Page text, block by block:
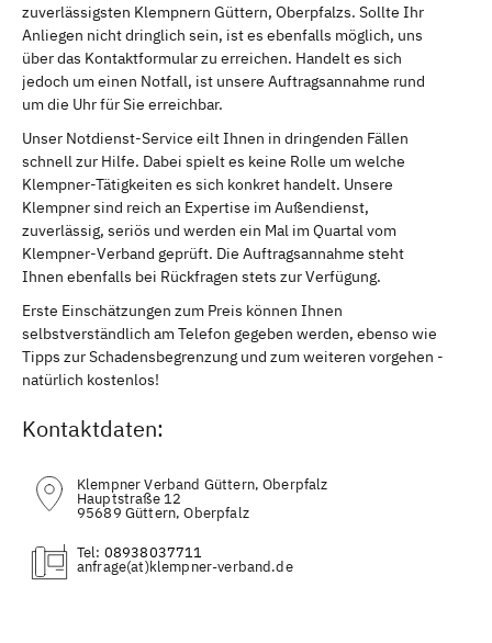
zuverlässigsten Klempnern Güttern, Oberpfalzs. Sollte Ihr
Anliegen nicht dringlich sein, ist es ebenfalls möglich, uns
über das Kontaktformular zu erreichen. Handelt es sich
jedoch um einen Notfall, ist unsere Auftragsannahme rund
um die Uhr für Sie erreichbar.
Unser Notdienst-Service eilt Ihnen in dringenden Fällen
schnell zur Hilfe. Dabei spielt es keine Rolle um welche
Klempner-Tätigkeiten es sich konkret handelt. Unsere
Klempner sind reich an Expertise im Außendienst,
zuverlässig, seriös und werden ein Mal im Quartal vom
Klempner-Verband geprüft. Die Auftragsannahme steht
Ihnen ebenfalls bei Rückfragen stets zur Verfügung.
Erste Einschätzungen zum Preis können Ihnen
selbstverständlich am Telefon gegeben werden, ebenso wie
Tipps zur Schadensbegrenzung und zum weiteren vorgehen -
natürlich kostenlos!
Kontaktdaten:
Klempner Verband Güttern, Oberpfalz
Hauptstraße 12
95689 Güttern, Oberpfalz
Tel: 08938037711
(at)